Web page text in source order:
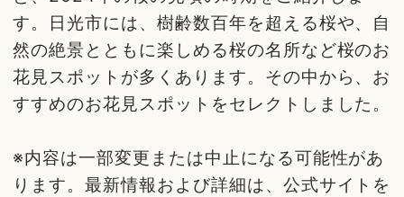
す。日光市には、樹齢数百年を超える桜や、自
然の絶景とともに楽しめる桜の名所など桜のお
花見スポットが多くあります。その中から、お
すすめのお花見スポットをセレクトしました。
※内容は一部変更または中止になる可能性があ
ります。最新情報および詳細は、公式サイトを